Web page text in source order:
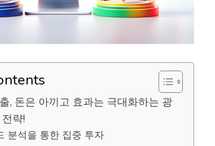
, 돈은 아끼고 효과는 극대화하는 광
략!
분석을 통한 집중 투자